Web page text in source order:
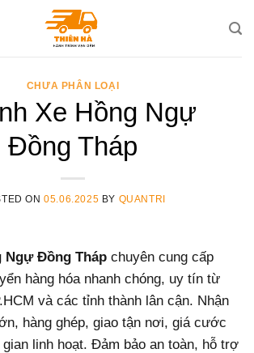
CHƯA PHÂN LOẠI
Xe Hồng Ngự
Đồng Tháp
ON05.06.2025 BY QUANTRI
Ngự Đồng Tháp chuyên cung cấp
hàng hóa nhanh chóng, uy tín từ
và các tỉnh thành lân cận. Nhận
hàng ghép, giao tận nơi, giá cước
linh hoạt. Đảm bảo an toàn, hỗ trợ